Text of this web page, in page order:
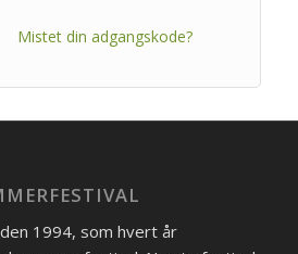
Mistet din adgangskode?
1994, som hvert år